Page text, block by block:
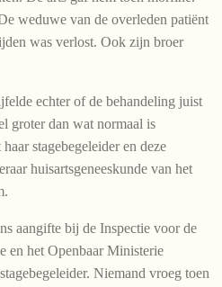
weduwe van de overleden patiënt
was verlost. Ook zijn broer
echter of de behandeling juist
groter dan wat normaal is
stagebegeleider en deze
huisartsgeneeskunde van het
aangifte bij de Inspectie voor de
en het Openbaar Ministerie
Niemand vroeg toen